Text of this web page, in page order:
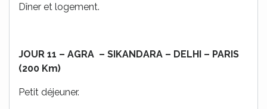
Dîner et logement.
JOUR 11 – AGRA – SIKANDARA – DELHI – PARIS
(200 Km)
Petit déjeuner.